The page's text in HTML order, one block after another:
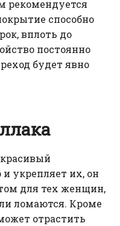
рекомендуется
способно
вплоть до
постоянно
будет явно
укрепляет их, он
для тех женщин,
ломаются. Кроме
отрастить